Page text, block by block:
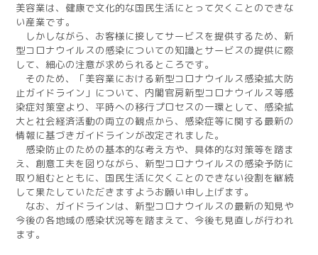
美容業は、健康で文化的な国民生活にとって欠くことのできな
い産業です。
しかしながら、お客様に接してサービスを提供するため、新
型コロナウイルスの感染についての知識とサービスの提供に際
して、細心の注意が求められるところです。
そのため、「美容業における新型コロナウイルス感染拡大防
止ガイドライン」について、内閣官房新型コロナウイルス等感
染症対策室より、平時への移行プロセスの一環として、感染拡
大と社会経済活動の両立の観点から、感染症等に関する最新の
情報に基づきガイドラインが改定されました。
感染防止のための基本的な考え方や、具体的な対策等を踏ま
え、創意工夫を図りながら、新型コロナウイルスの感染予防に
取り組むとともに、国民生活に欠くことのできない役割を継続
して果たしていただきますようお願い申し上げます。
なお、ガイドラインは、新型コロナウイルスの最新の知見や
今後の各地域の感染状況等を踏まえて、今後も見直しが行われ
ます。